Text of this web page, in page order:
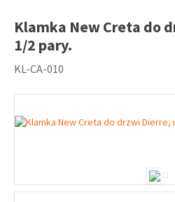
Klamka New Creta do
1/2 pary.
KL-CA-010